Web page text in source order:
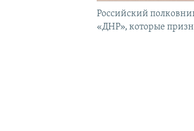
Российский
«ДНР», которые